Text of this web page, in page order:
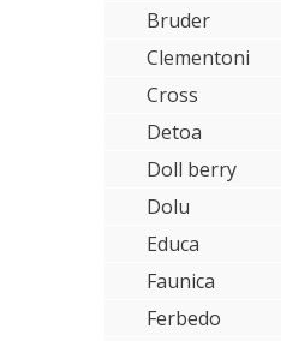
Bruder
Clementoni
Cross
Detoa
Doll berry
Dolu
Educa
Faunica
Ferbedo